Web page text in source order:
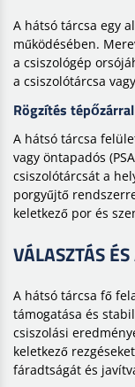
A hátsó tárcsa egy
működésében.
a csiszológép
a csiszolótárcsa
Rögzítés
A hátsó tárcsa
vagy öntapadós
csiszolótárcsát a
porgyűjtő
keletkező por és
VÁLASZTÁS
A hátsó tárcsa fő
támogatása és
csiszolási
keletkező
fáradtságát és